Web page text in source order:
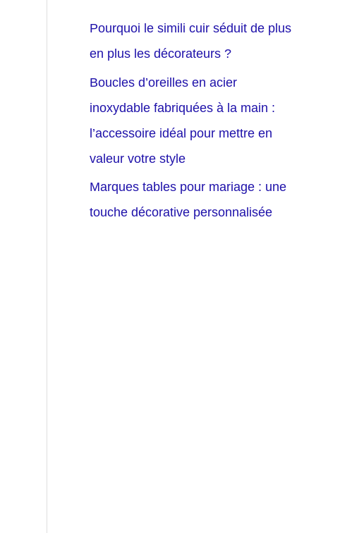
Pourquoi le simili cuir séduit de plus
en plus les décorateurs ?
Boucles d’oreilles en acier
inoxydable fabriquées à la main :
l’accessoire idéal pour mettre en
valeur votre style
Marques tables pour mariage : une
touche décorative personnalisée